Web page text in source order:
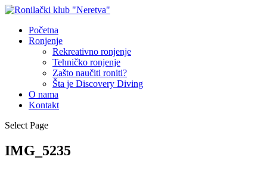
Početna
Ronjenje
Rekreativno ronjenje
Tehničko ronjenje
Zašto naučiti roniti?
Šta je Discovery Diving
O nama
Kontakt
Select Page
IMG_5235